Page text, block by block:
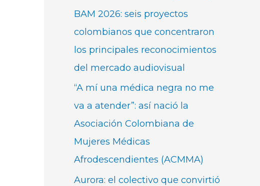
BAM 2026: seis proyectos
colombianos que concentraron
los principales reconocimientos
del mercado audiovisual
“A mí una médica negra no me
va a atender”: así nació la
Asociación Colombiana de
Mujeres Médicas
Afrodescendientes (ACMMA)
Aurora: el colectivo que convirtió